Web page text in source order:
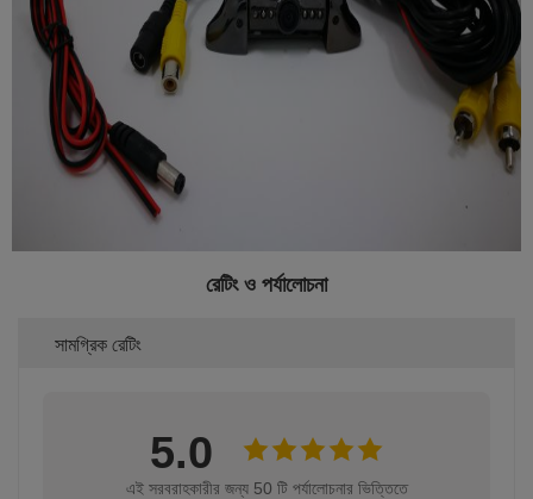
রেটিং ও পর্যালোচনা
সামগ্রিক রেটিং
5.0
এই সরবরাহকারীর জন্য 50 টি পর্যালোচনার ভিত্তিতে